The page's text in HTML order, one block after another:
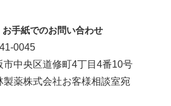
お手紙でのお問い合わせ
0045
市中央区道修町4丁目4番10号
製薬株式会社お客様相談室宛